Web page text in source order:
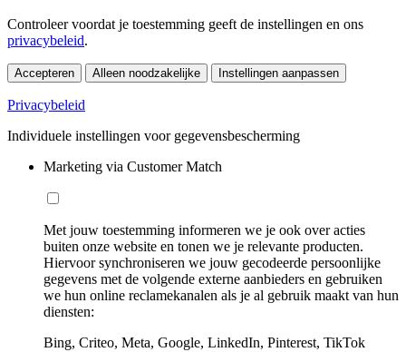
Controleer voordat je toestemming geeft de instellingen en ons
privacybeleid.
Accepteren Alleen noodzakelijke Instellingen aanpassen
Privacybeleid
Individuele instellingen voor gegevensbescherming
Marketing via Customer Match
Met jouw toestemming informeren we je ook over acties
buiten onze website en tonen we je relevante producten.
Hiervoor synchroniseren we jouw gecodeerde persoonlijke
gegevens met de volgende externe aanbieders en gebruiken
we hun online reclamekanalen als je al gebruik maakt van hun
diensten:
Bing, Criteo, Meta, Google, LinkedIn, Pinterest, TikTok